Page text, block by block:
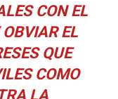
CON EL
EL
QUE
COMO
LA